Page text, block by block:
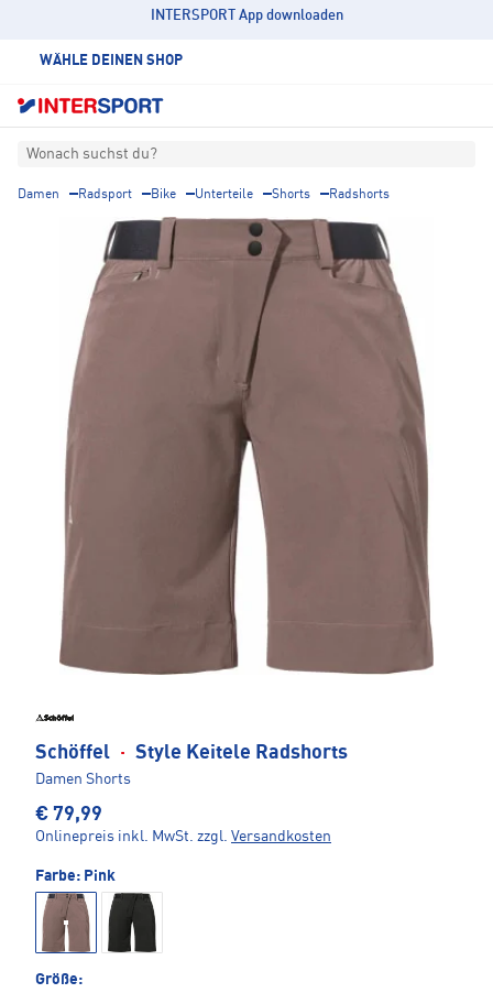
INTERSPORT App downloaden
WÄHLE DEINEN SHOP
Wonach suchst du?
Damen Radsport Bike Unterteile Shorts Radshorts
Schöffel · Style Keitele Radshorts
Damen Shorts
€ 79,99
Onlinepreis inkl. MwSt. zzgl. Versandkosten
Farbe: Pink
Größe: